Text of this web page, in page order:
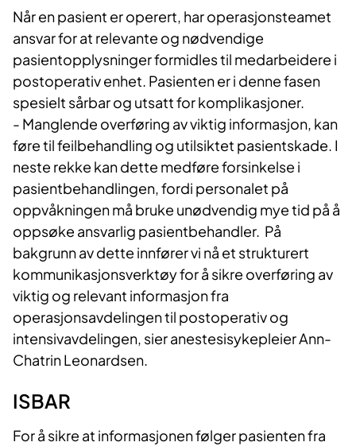
​Når en pasient er operert, har operasjonsteamet
ansvar for at relevante og nødvendige
pasientopplysninger formidles til medarbeidere i
postoperativ enhet. Pasienten er i denne fasen
spesielt sårbar og utsatt for komplikasjoner.
- Manglende overføring av viktig informasjon, kan
føre til feilbehandling og utilsiktet pasientskade. I
neste rekke kan dette medføre forsinkelse i
pasientbehandlingen, fordi personalet på
oppvåkningen må bruke unødvendig mye tid på å
oppsøke ansvarlig pasientbehandler. På
bakgrunn av dette innfører vi nå et strukturert
kommunikasjonsverktøy for å sikre overføring av
viktig og relevant informasjon fra
operasjonsavdelingen til postoperativ og
intensivavdelingen, sier anestesisykepleier Ann-
Chatrin Leonardsen.
ISBAR
For å sikre at informasjonen følger pasienten fra